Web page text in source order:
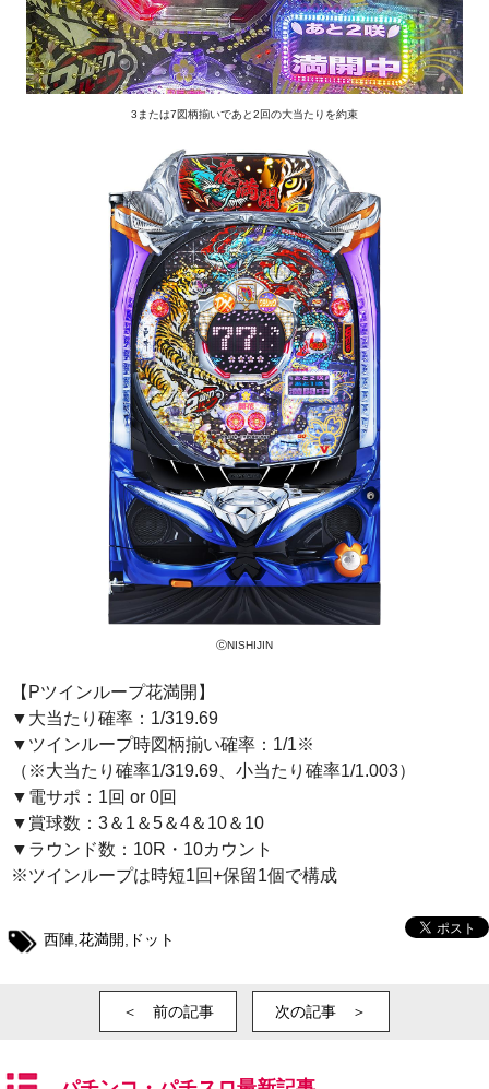
3または7図柄揃いであと2回の大当たりを約束
ⓒNISHIJIN
【Pツインループ花満開】
▼大当たり確率：1/319.69
▼ツインループ時図柄揃い確率：1/1※
（※大当たり確率1/319.69、小当たり確率1/1.003）
▼電サポ：1回 or 0回
▼賞球数：3＆1＆5＆4＆10＆10
▼ラウンド数：10R・10カウント
※ツインループは時短1回+保留1個で構成
西陣,花満開, ドット
＜ 前の記事 次の記事 ＞